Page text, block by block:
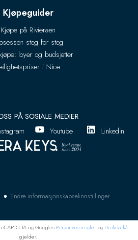
Kjøpeguider
Kjøpe på Rivieraen
steg for steg
byer og budsjetter
i Nice
PÅ SOSIALE MEDIER
Youtube Linkedin
Endre informasjonskapselinnstillinger
og Googles Personvernreglerog Bruksvilkår
gjelder.